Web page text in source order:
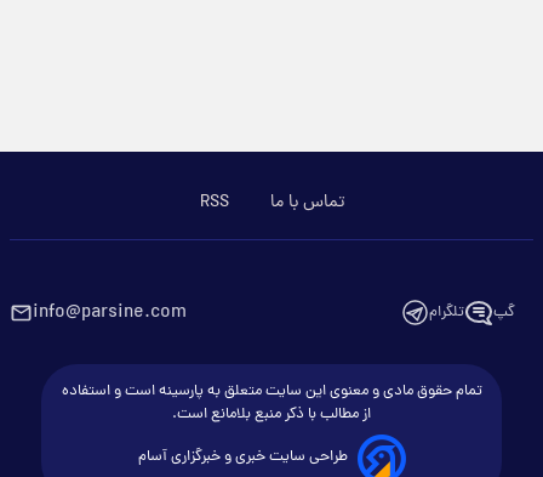
تماس با ما RSS
گپ تلگرام info@parsine.com
تمام حقوق مادی و معنوی این سایت متعلق به پارسینه است و استفاده
از مطالب با ذکر منبع بلامانع است.
طراحی سایت خبری و خبرگزاری آسام